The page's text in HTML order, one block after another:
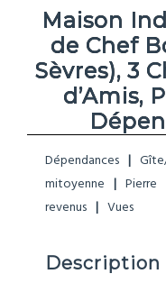
Maison
de Chef
Sèvres), 3
d’Amis,
Dépendances
mitoyenne
Pierre
revenus
Vues
Description